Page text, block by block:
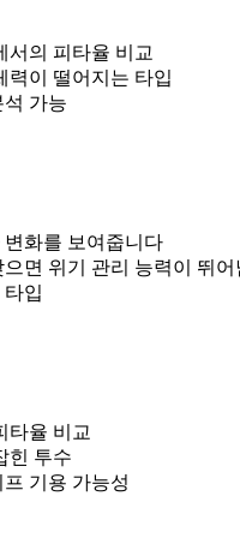
서의 피타율 비교
력이 떨어지는 타입
가능
변화를 보여줍니다
면 위기 관리 능력이 뛰어
입
타율 비교
힌 투수
기용 가능성